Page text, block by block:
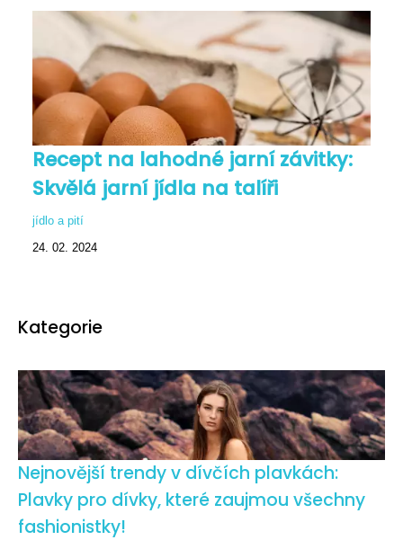
Recept na lahodné jarní závitky:
Skvělá jarní jídla na talíři
jídlo a pití
24. 02. 2024
Kategorie
Nejnovější trendy v dívčích plavkách:
Plavky pro dívky, které zaujmou všechny
fashionistky!